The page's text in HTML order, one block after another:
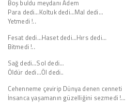
Boş buldu meydanı Adem
Para dedi…Koltuk dedi…Mal dedi…
Yetmedi !..
Fesat dedi…Haset dedi…Hırs dedi…
Bitmedi !..
Sağ dedi…Sol dedi…
Öldür dedi…Öl dedi..
Cehenneme çevirip Dünya denen cenneti
İnsanca yaşamanın güzelliğini sezmedi !…